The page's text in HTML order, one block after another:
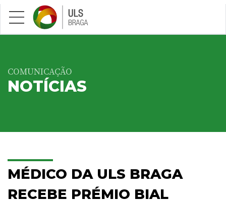
Saltar para conteúdo principal
COMUNICAÇÃO
NOTÍCIAS
MÉDICO DA ULS BRAGA
RECEBE PRÉMIO BIAL